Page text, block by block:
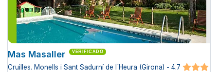
Mas Masaller VERIFICADO
Cruilles. Monells i Sant Sadurní de l´Heura (Girona) - 4.7